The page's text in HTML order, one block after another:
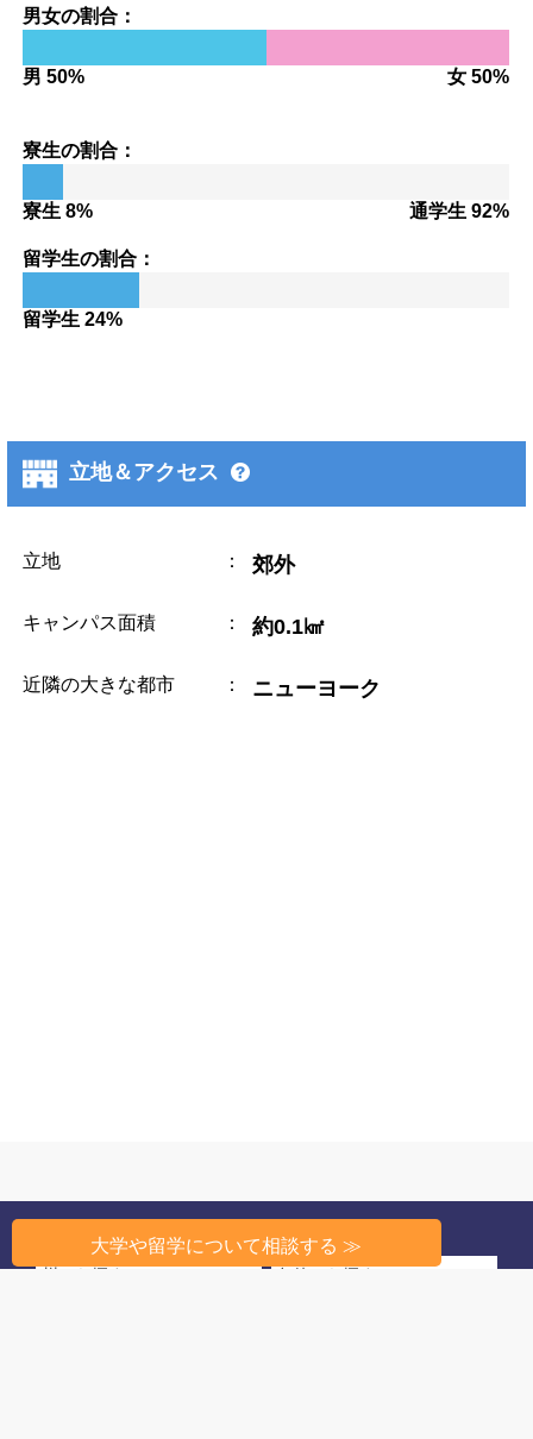
男女の割合：
男 50% 女 50%
寮生の割合：
寮生 8% 通学生 92%
留学生の割合：
留学生 24%
立地＆アクセス
立地 ： 郊外
キャンパス面積 ： 約0.1㎢
近隣の大きな都市 ： ニューヨーク
州から探す 条件から探す
大学や留学について相談する ≫